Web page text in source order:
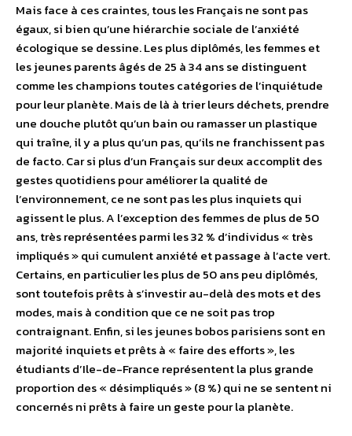
Mais face à ces craintes, tous les Français ne sont pas
égaux, si bien qu’une hiérarchie sociale de l’anxiété
écologique se dessine. Les plus diplômés, les femmes et
les jeunes parents âgés de 25 à 34 ans se distinguent
comme les champions toutes catégories de l’inquiétude
pour leur planète. Mais de là à trier leurs déchets, prendre
une douche plutôt qu’un bain ou ramasser un plastique
qui traîne, il y a plus qu’un pas, qu’ils ne franchissent pas
de facto. Car si plus d’un Français sur deux accomplit des
gestes quotidiens pour améliorer la qualité de
l’environnement, ce ne sont pas les plus inquiets qui
agissent le plus. A l’exception des femmes de plus de 50
ans, très représentées parmi les 32 % d’individus « très
impliqués » qui cumulent anxiété et passage à l’acte vert.
Certains, en particulier les plus de 50 ans peu diplômés,
sont toutefois prêts à s’investir au-delà des mots et des
modes, mais à condition que ce ne soit pas trop
contraignant. Enfin, si les jeunes bobos parisiens sont en
majorité inquiets et prêts à « faire des efforts », les
étudiants d’Ile-de-France représentent la plus grande
proportion des « désimpliqués » (8 %) qui ne se sentent ni
concernés ni prêts à faire un geste pour la planète.